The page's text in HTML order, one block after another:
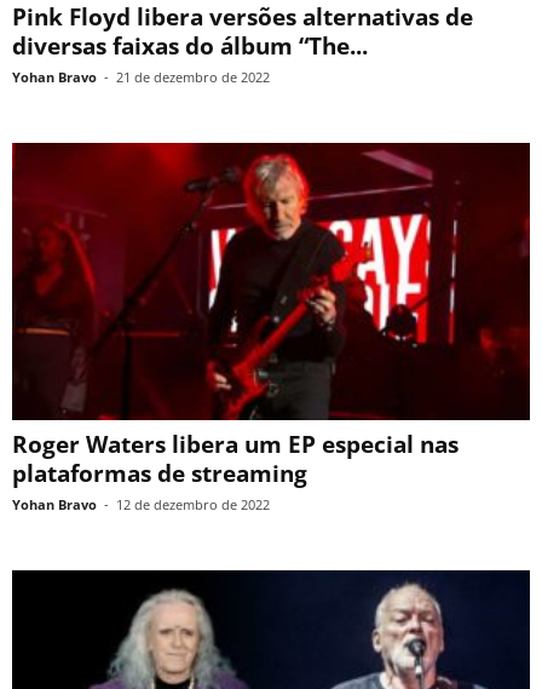
Pink Floyd libera versões alternativas de
diversas faixas do álbum “The...
Yohan Bravo - 21 de dezembro de 2022
Roger Waters libera um EP especial nas
plataformas de streaming
Yohan Bravo - 12 de dezembro de 2022